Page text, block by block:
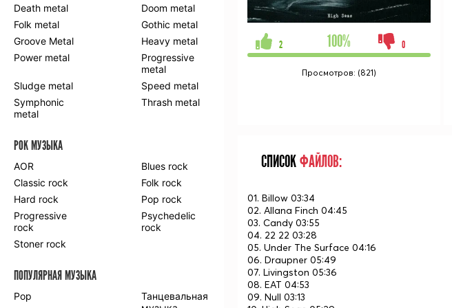
2 100% 0
Просмотров: (821)
СПИСОКФАЙЛОВ:
01. Billow 03:34
02. Allana Finch 04:45
03. Candy 03:55
04. 22 22 03:28
05. Under The Surface 04:16
06. Draupner 05:49
07. Livingston 05:36
08. EAT 04:53
09. Null 03:13
Death metal
Doom metal
Folk metal
Gothic metal
Groove Metal
Heavy metal
Power metal
Progressive
metal
Sludge metal
Speed metal
Symphonic
metal
Thrash metal
РОК МУЗЫКА
AOR
Blues rock
Classic rock
Folk rock
Hard rock
Pop rock
Progressive
rock
Psychedelic
rock
Stoner rock
ПОПУЛЯРНАЯ МУЗЫКА
Pop
Танцевальная